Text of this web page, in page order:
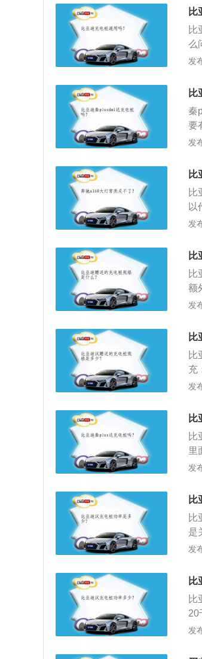
室
故
要
比
比
么
面
输
电
用
发
比
秦
要
还
便
发
比
比
以
续
间
还
发
比
比
额
压
电
发
比
比
充
率
电
发
比
比
里
去
亚
发
比
比
是
类
等
能
发
比
比
20
快
式
发